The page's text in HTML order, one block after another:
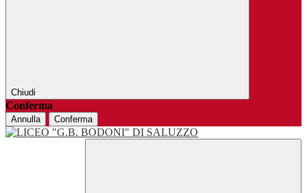
Chiudi
Conferma
Annulla Conferma